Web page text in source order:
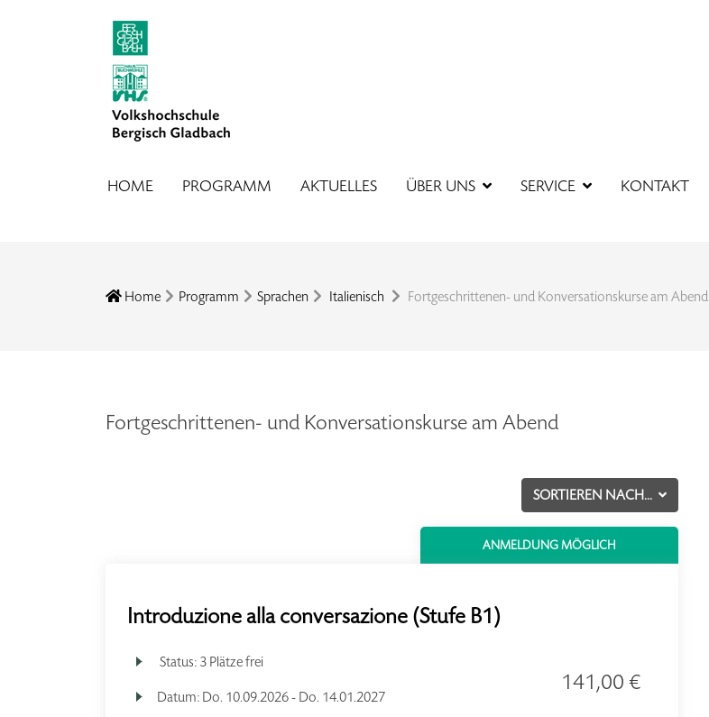
HOME PROGRAMM AKTUELLES ÜBER UNS SERVICE KONTAKT
Home Programm Sprachen Italienisch Fortgeschrittenen- und Konversationskurse am Abend
Fortgeschrittenen- und Konversationskurse am Abend
SORTIEREN NACH...
ANMELDUNG MÖGLICH
Introduzione alla conversazione (Stufe B1)
Status: 3 Plätze frei
Datum: Do. 10.09.2026 - Do. 14.01.2027
141,00 €